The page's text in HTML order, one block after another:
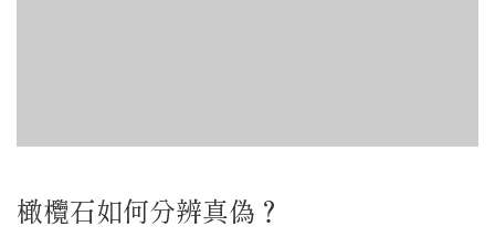
橄欖石如何分辨真偽？